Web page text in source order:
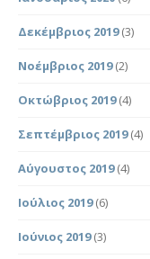
Δεκέμβριος 2019(3)
Νοέμβριος 2019(2)
Οκτώβριος 2019(4)
Σεπτέμβριος 2019(4)
Αύγουστος 2019(4)
Ιούλιος 2019(6)
Ιούνιος 2019(3)